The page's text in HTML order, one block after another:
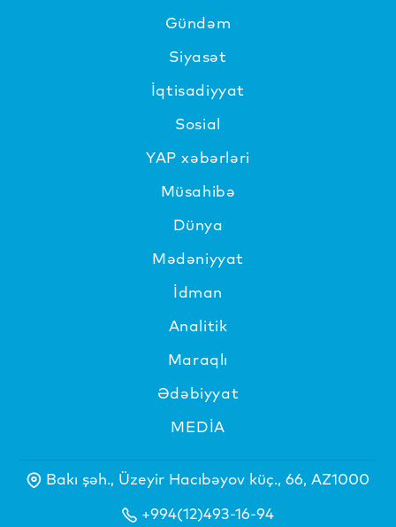
Gündəm
Siyasət
İqtisadiyyat
Sosial
YAP xəbərləri
Müsahibə
Dünya
Mədəniyyat
İdman
Analitik
Maraqlı
Ədəbiyyat
MEDİA
Bakı şəh., Üzeyir Hacıbəyov küç., 66, AZ1000
+994(12)493-16-94